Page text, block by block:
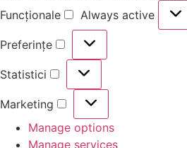
Funcționale
Always active
Preferințe
Statistici
Marketing
Manage options
Manage services